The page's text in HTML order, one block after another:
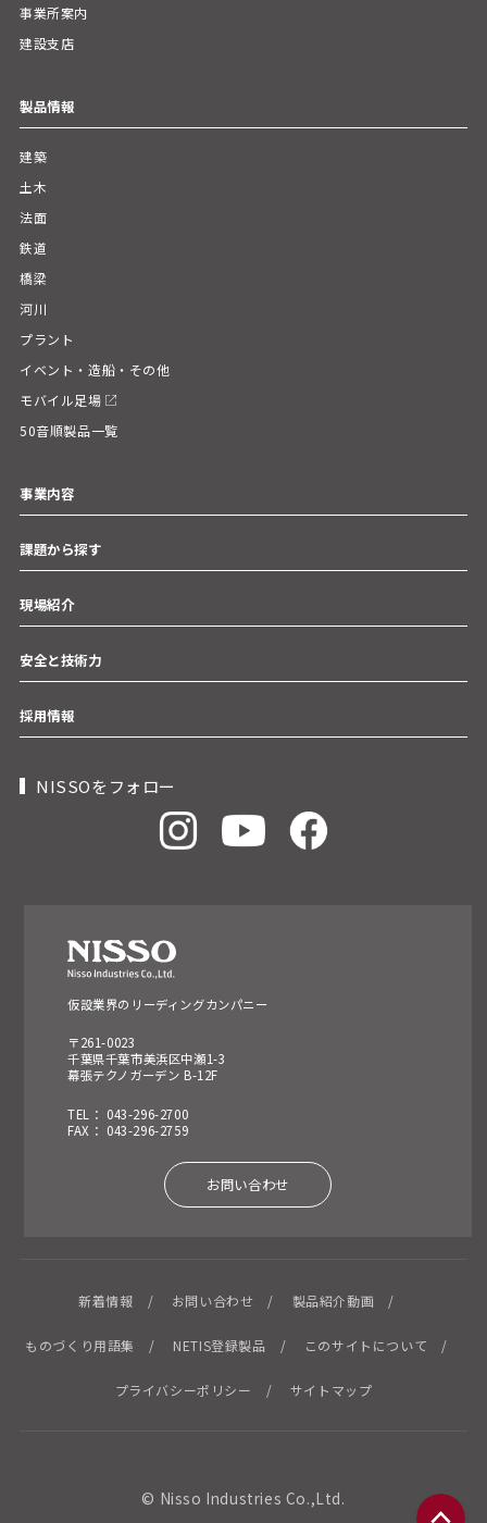
事業所案内
建設支店
製品情報
建築
土木
法面
鉄道
橋梁
河川
プラント
イベント・造船・その他
モバイル足場
50音順製品一覧
事業内容
課題から探す
現場紹介
安全と技術力
採用情報
NISSOをフォロー
仮設業界のリーディングカンパニー
〒261-0023
千葉県千葉市美浜区中瀬1-3
幕張テクノガーデン B-12F
TEL： 043-296-2700
FAX： 043-296-2759
お問い合わせ
新着情報 お問い合わせ 製品紹介動画
ものづくり用語集 NETIS登録製品 このサイトについて
プライバシーポリシー サイトマップ
© Nisso Industries Co.,Ltd.